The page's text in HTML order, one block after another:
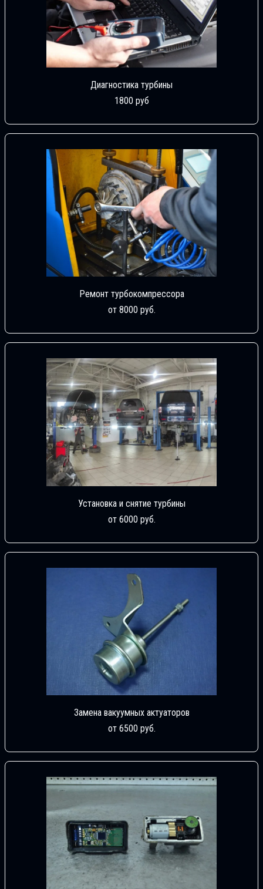
Диагностика турбины
1800 руб
Ремонт турбокомпрессора
от 8000 руб.
Установка и снятие турбины
от 6000 руб.
Замена вакуумных актуаторов
от 6500 руб.